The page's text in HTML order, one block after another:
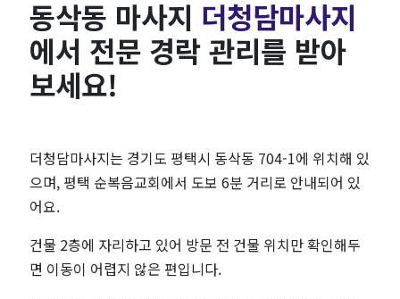
전
문
청
담
마
사
동삭동 마사지 더청담마사지
에서 전문 경락 관리를 받아
보세요!
더청담마사지는 경기도 평택시 동삭동 704-1에 위치해 있
으며, 평택 순복음교회에서 도보 6분 거리로 안내되어 있
어요.
건물 2층에 자리하고 있어 방문 전 건물 위치만 확인해두
면 이동이 어렵지 않은 편입니다.